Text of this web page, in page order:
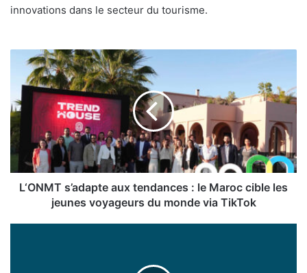
innovations dans le secteur du tourisme.
L‘ONMT
s’adapte
aux
tendances
: le
Maroc
cible
les
jeunes
voyageurs
L‘ONMT s’adapte aux tendances : le Maroc cible les
jeunes voyageurs du monde via TikTok